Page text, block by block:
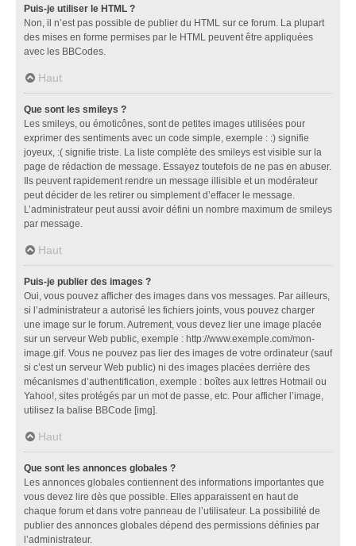
Puis-je utiliser le HTML ?
Non, il n’est pas possible de publier du HTML sur ce forum. La plupart
des mises en forme permises par le HTML peuvent être appliquées
avec les BBCodes.
Haut
Que sont les smileys ?
Les smileys, ou émoticônes, sont de petites images utilisées pour
exprimer des sentiments avec un code simple, exemple : :) signifie
joyeux, :( signifie triste. La liste complète des smileys est visible sur la
page de rédaction de message. Essayez toutefois de ne pas en abuser.
Ils peuvent rapidement rendre un message illisible et un modérateur
peut décider de les retirer ou simplement d’effacer le message.
L’administrateur peut aussi avoir défini un nombre maximum de smileys
par message.
Haut
Puis-je publier des images ?
Oui, vous pouvez afficher des images dans vos messages. Par ailleurs,
si l’administrateur a autorisé les fichiers joints, vous pouvez charger
une image sur le forum. Autrement, vous devez lier une image placée
sur un serveur Web public, exemple : http://www.exemple.com/mon-
image.gif. Vous ne pouvez pas lier des images de votre ordinateur (sauf
si c’est un serveur Web public) ni des images placées derrière des
mécanismes d’authentification, exemple : boîtes aux lettres Hotmail ou
Yahoo!, sites protégés par un mot de passe, etc. Pour afficher l’image,
utilisez la balise BBCode [img].
Haut
Que sont les annonces globales ?
Les annonces globales contiennent des informations importantes que
vous devez lire dès que possible. Elles apparaissent en haut de
chaque forum et dans votre panneau de l’utilisateur. La possibilité de
publier des annonces globales dépend des permissions définies par
l’administrateur.